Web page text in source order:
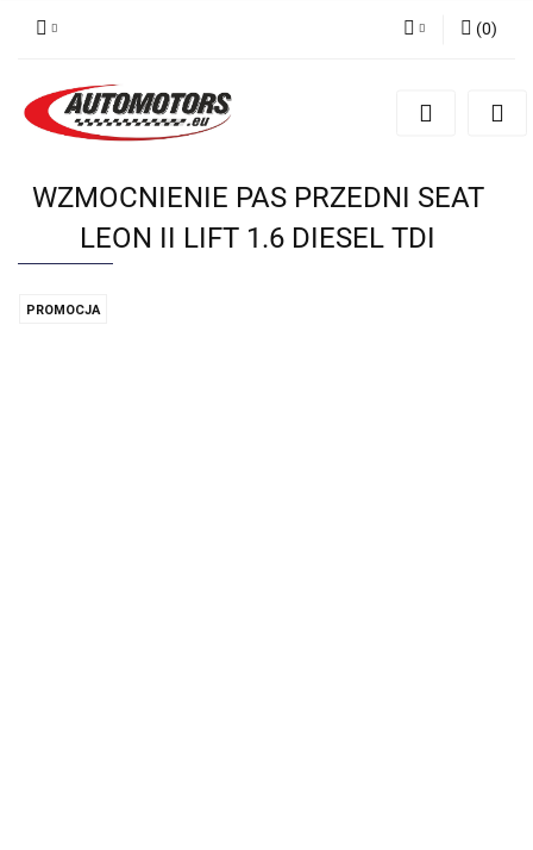
Zarejestruj się
(0)
WZMOCNIENIE PAS PRZEDNI SEAT
LEON II LIFT 1.6 DIESEL TDI
PROMOCJA